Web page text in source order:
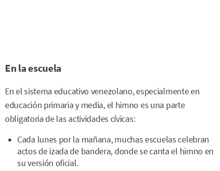
En la escuela
En el sistema educativo venezolano, especialmente en
educación primaria y media, el himno es una parte
obligatoria de las actividades cívicas:
Cada lunes por la mañana, muchas escuelas celebran
actos de izada de bandera, donde se canta el himno en
su versión oficial.